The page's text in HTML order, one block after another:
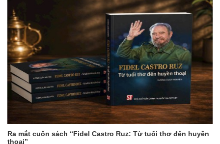
Ra mắt cuốn sách “Fidel Castro Ruz: Từ tuổi thơ đến huyền
thoại”